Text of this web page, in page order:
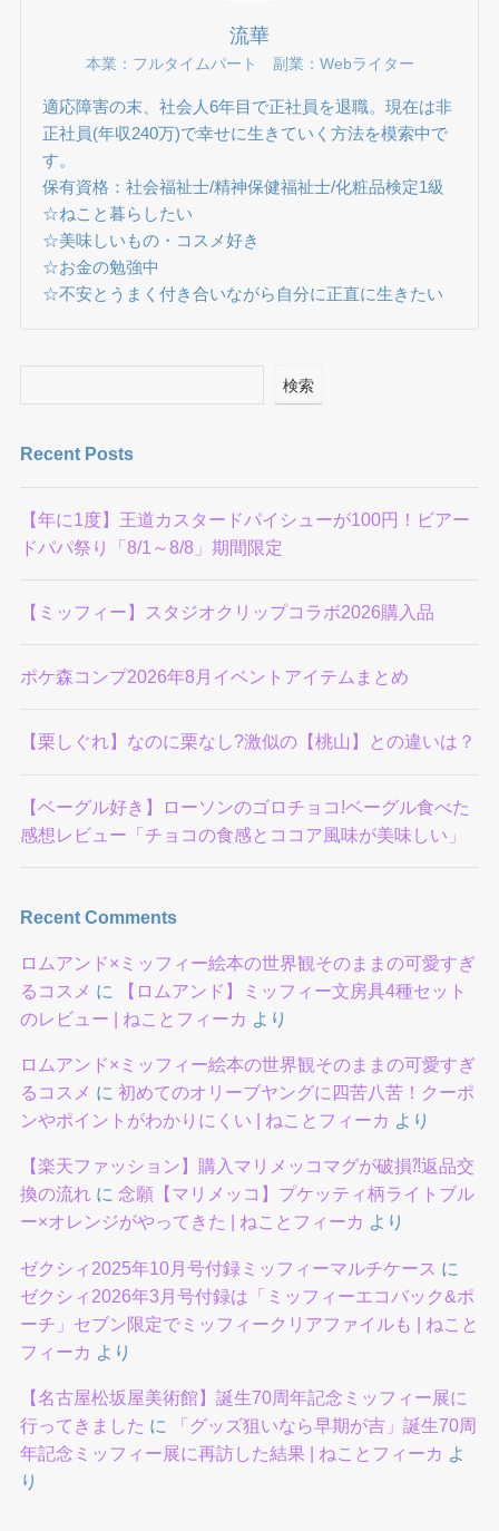
流華
本業：フルタイムパート 副業：Webライター
適応障害の末、社会人6年目で正社員を退職。現在は非
正社員(年収240万)で幸せに生きていく方法を模索中で
す。
保有資格：社会福祉士/精神保健福祉士/化粧品検定1級
☆ねこと暮らしたい
☆美味しいもの・コスメ好き
☆お金の勉強中
☆不安とうまく付き合いながら自分に正直に生きたい
検索
Recent Posts
【年に1度】王道カスタードパイシューが100円！ビアー
ドパパ祭り「8/1～8/8」期間限定
【ミッフィー】スタジオクリップコラボ2026購入品
ポケ森コンプ2026年8月イベントアイテムまとめ
【栗しぐれ】なのに栗なし?激似の【桃山】との違いは？
【ベーグル好き】ローソンのゴロチョコ!ベーグル食べた
感想レビュー「チョコの食感とココア風味が美味しい」
Recent Comments
ロムアンド×ミッフィー絵本の世界観そのままの可愛すぎ
るコスメ に
【ロムアンド】ミッフィー文房具4種セット
のレビュー | ねことフィーカ より
ロムアンド×ミッフィー絵本の世界観そのままの可愛すぎ
るコスメ に 初めてのオリーブヤングに四苦八苦！クーポ
ンやポイントがわかりにくい | ねことフィーカ より
【楽天ファッション】購入マリメッコマグが破損⁈返品交
換の流れに 念願【マリメッコ】プケッティ柄ライトブル
ー×オレンジがやってきた | ねことフィーカ より
ゼクシィ2025年10月号付録ミッフィーマルチケース に
ゼクシィ2026年3月号付録は「ミッフィーエコバック&ポ
ーチ」セブン限定でミッフィークリアファイルも | ねこと
フィーカ より
【名古屋松坂屋美術館】誕生70周年記念ミッフィー展に
行ってきました に
「グッズ狙いなら早期が吉」誕生70周
年記念ミッフィー展に再訪した結果 | ねことフィーカ よ
り